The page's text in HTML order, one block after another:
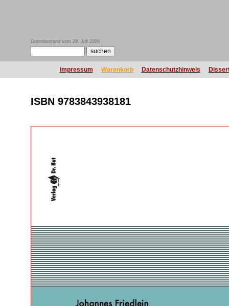
Datenbestand vom 29. Juli 2026
Impressum Warenkorb Datenschutzhinweis
ISBN 9783843938181